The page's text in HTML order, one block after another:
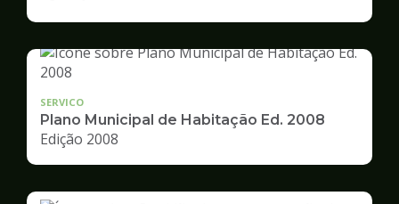
Desenvolvimento
Urbano
SERVICO
Plano Municipal de Habitação Ed. 2008
Edição 2008